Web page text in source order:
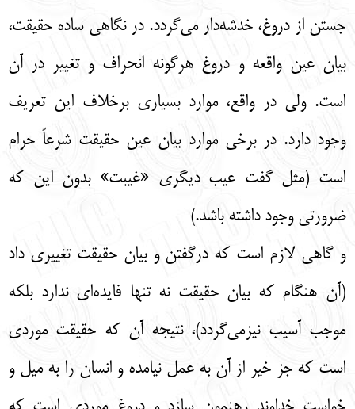
جستن از دروغ، خدشه‌دار می‌گردد. در نگاهی ساده حقیقت،
بیان عین واقعه و دروغ هرگونه انحراف و تغییر در آن
است. ولی در واقع، موارد بسیاری برخلاف این تعریف
وجود دارد. در برخی موارد بیان عین حقیقت شرعاً حرام
است (مثل گفت عیب دیگری «غیبت» بدون این که
ضرورتی وجود داشته باشد.)
و گاهی لازم است که درگفتن و بیان حقیقت تغییری داد
(آن هنگام که بیان حقیقت نه تنها فایده‌ای ندارد بلکه
موجب آسیب نیزمی‌گردد)، نتیجه آن که حقیقت موردی
است که جز خیر از آن به عمل نیامده و انسان را به میل و